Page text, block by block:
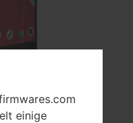
AUS
einige